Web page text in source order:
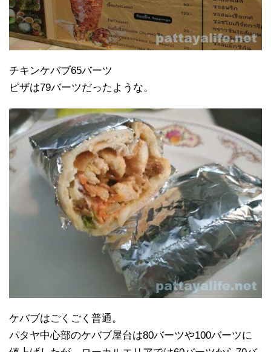
チキンケバブ65バーツ
ピザは79バーツだったような。
ケバブはごくごく普通。
パタヤ中心部のケバブ屋台は80バーツや100バーツに